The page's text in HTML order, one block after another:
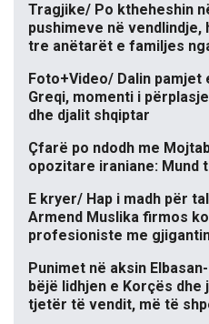
Tragjike/ Po ktheheshin
pushimeve në
tre anëtarët e familjes
Foto+Video/ Dalin
Greqi, momenti i
dhe djalit shqiptar
Çfarë po ndodh me
opozitare iraniane: Mund
E kryer/ Hap i madh për
Armend Muslika firmos
profesioniste me
Punimet në aksin
bëjë lidhjen e Korçës dhe
tjetër të vendit, më të